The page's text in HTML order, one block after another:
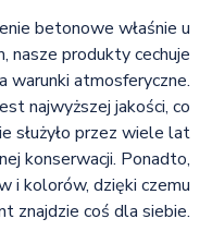
betonowe właśnie u
nasze produkty cechuje
warunki atmosferyczne.
najwyższej jakości, co
służyło przez wiele lat
konserwacji. Ponadto,
i kolorów, dzięki czemu
znajdzie coś dla siebie.